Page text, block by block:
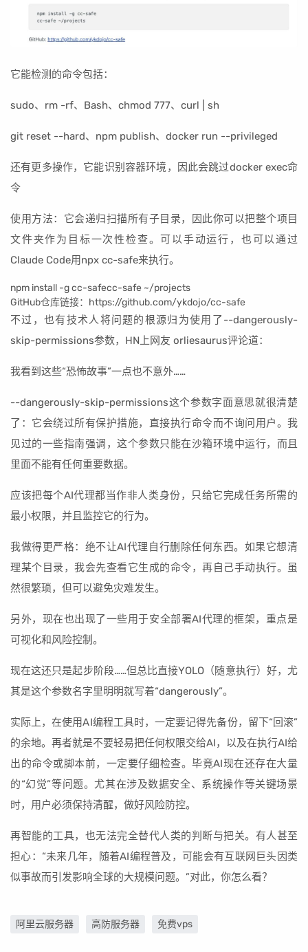
它能检测的命令包括：
sudo、rm -rf、Bash、chmod 777、curl | sh
git reset --hard、npm publish、docker run --privileged
还有更多操作，它能识别容器环境，因此会跳过docker exec命
令
使用方法：它会递归扫描所有子目录，因此你可以把整个项目
文件夹作为目标一次性检查。可以手动运行，也可以通过
Claude Code用npx cc-safe来执行。
npm install -g cc-safecc-safe ~/projects
GitHub仓库链接：https://github.com/ykdojo/cc-safe
不过，也有技术人将问题的根源归为使用了--dangerously-
skip-permissions参数，HN上网友 orliesaurus评论道：
我看到这些“恐怖故事”一点也不意外……
--dangerously-skip-permissions这个参数字面意思就很清楚
了：它会绕过所有保护措施，直接执行命令而不询问用户。我
见过的一些指南强调，这个参数只能在沙箱环境中运行，而且
里面不能有任何重要数据。
应该把每个AI代理都当作非人类身份，只给它完成任务所需的
最小权限，并且监控它的行为。
我做得更严格：绝不让AI代理自行删除任何东西。如果它想清
理某个目录，我会先查看它生成的命令，再自己手动执行。虽
然很繁琐，但可以避免灾难发生。
另外，现在也出现了一些用于安全部署AI代理的框架，重点是
可视化和风险控制。
现在这还只是起步阶段……但总比直接YOLO（随意执行）好，尤
其是这个参数名字里明明就写着“dangerously”。
实际上，在使用AI编程工具时，一定要记得先备份，留下“回滚”
的余地。再者就是不要轻易把任何权限交给AI，以及在执行AI给
出的命令或脚本前，一定要仔细检查。毕竟AI现在还存在大量
的“幻觉”等问题。尤其在涉及数据安全、系统操作等关键场景
时，用户必须保持清醒，做好风险防控。
再智能的工具，也无法完全替代人类的判断与把关。有人甚至
担心：“未来几年，随着AI编程普及，可能会有互联网巨头因类
似事故而引发影响全球的大规模问题。”对此，你怎么看？
阿里云服务器 高防服务器 免费vps